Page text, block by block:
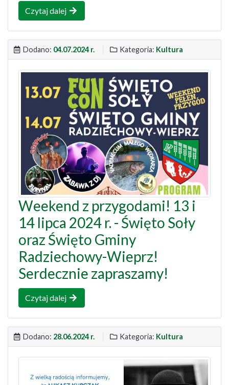
Czytaj dalej
Dodano: 04.07.2024 r. Kategoria: Kultura
Weekend z przygodami! 13 i
14 lipca 2024 r. - Święto Soły
oraz Święto Gminy
Radziechowy-Wieprz!
Serdecznie zapraszamy!
Czytaj dalej
Dodano: 28.06.2024 r. Kategoria: Kultura